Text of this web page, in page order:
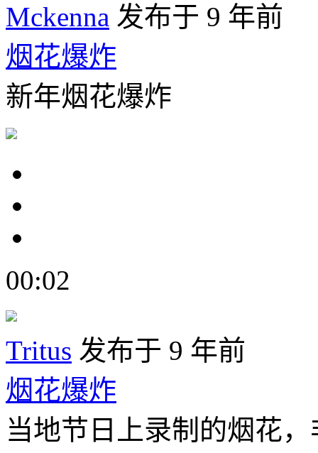
Mckenna 发布于 9 年前
烟花爆炸
新年烟花爆炸
00:02
Tritus 发布于 9 年前
烟花爆炸
当地节日上录制的烟花